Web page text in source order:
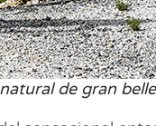
de gran